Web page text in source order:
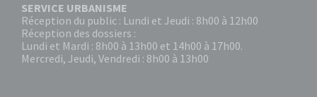
SERVICE URBANISME
Réception du public : Lundi et Jeudi : 8h00 à 12h00
Réception des dossiers :
Lundi et Mardi : 8h00 à 13h00 et 14h00 à 17h00.
Mercredi, Jeudi, Vendredi : 8h00 à 13h00